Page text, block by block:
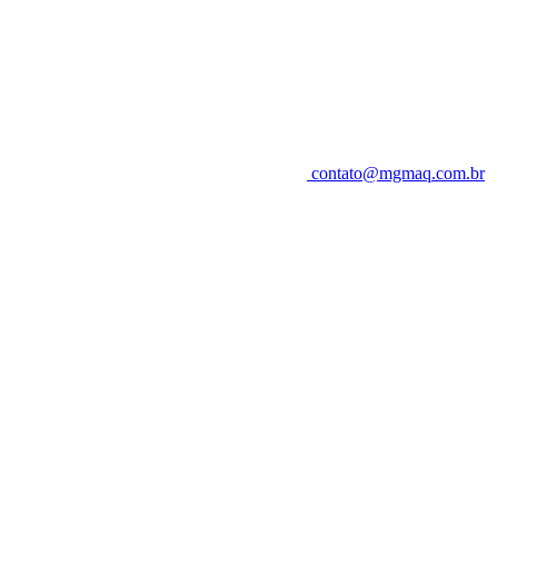
contato@mgmaq.com.br